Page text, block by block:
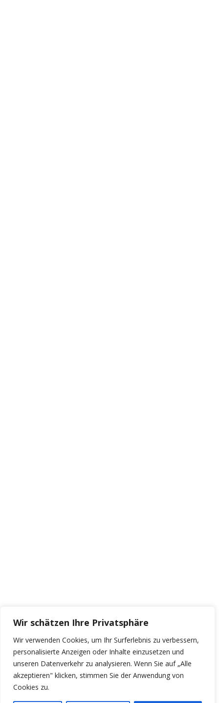
Wir schätzen Ihre Privatsphäre
Wir verwenden Cookies, um Ihr Surferlebnis zu verbessern,
personalisierte Anzeigen oder Inhalte einzusetzen und
unseren Datenverkehr zu analysieren. Wenn Sie auf „Alle
akzeptieren" klicken, stimmen Sie der Anwendung von
Cookies zu.